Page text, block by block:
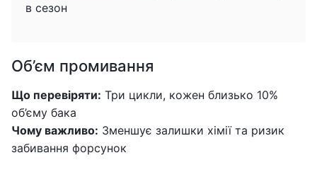
в сезон
Об’єм промивання
Що перевіряти: Три цикли, кожен близько 10%
об’єму бака
Чому важливо: Зменшує залишки хімії та ризик
забивання форсунок